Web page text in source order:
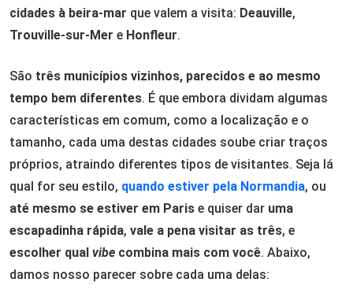
cidades à beira-mar que valem a visita: Deauville,
Trouville-sur-Mer e Honfleur.
São três municípios vizinhos, parecidos e ao mesmo
tempo bem diferentes. É que embora dividam algumas
características em comum, como a localização e o
tamanho, cada uma destas cidades soube criar traços
próprios, atraindo diferentes tipos de visitantes. Seja lá
qual for seu estilo, quando estiver pela Normandia, ou
até mesmo se estiver em Paris e quiser dar uma
escapadinha rápida, vale a pena visitar as três, e
escolher qual vibe combina mais com você. Abaixo,
damos nosso parecer sobre cada uma delas: